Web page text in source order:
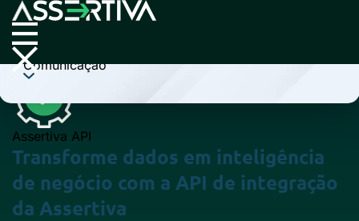
Cobrança
Comunicação
Assertiva API
Transforme dados em inteligência
de negócio com a API de integração
da Assertiva